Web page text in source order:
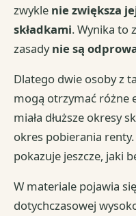
zwykle nie zwiększa
składkami. Wynika to
zasadynie są
Dlatego dwie osoby z
mogą otrzymać różne
miała dłuższe okresy
okres pobierania
pokazuje jeszcze, jaki
W materiale pojawia
dotychczasowej